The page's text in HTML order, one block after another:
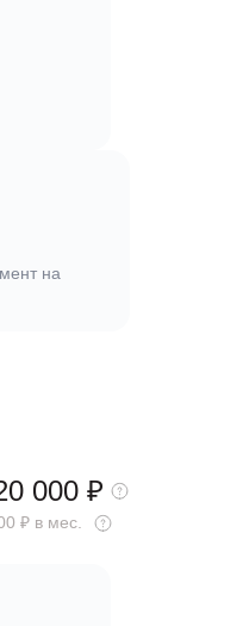
на
000 ₽
₽ в мес.